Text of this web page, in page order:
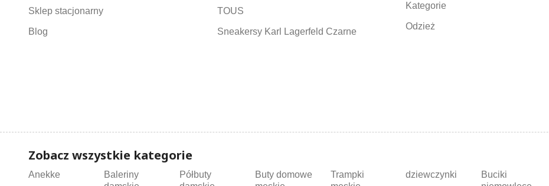
Sklep stacjonarny
Blog
TOUS
Sneakersy Karl Lagerfeld Czarne
Kategorie
Odzież
Zobacz wszystkie kategorie
Anekke
Baleriny
Półbuty
Buty domowe
Trampki
dziewczynki
Buciki